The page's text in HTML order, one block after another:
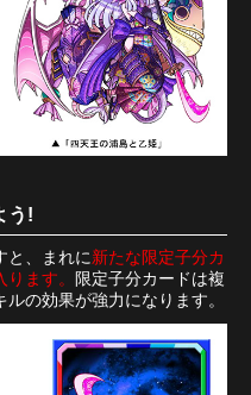
う!
と、まれに新たな限定子分カ
ます。
限定子分カードは複
の効果が強力になります。